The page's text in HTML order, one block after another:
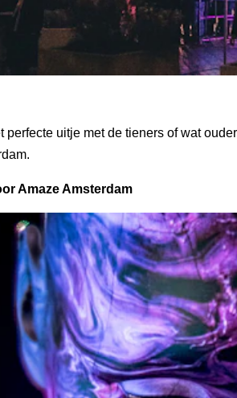
perfecte uitje met de tieners of wat
Amaze Amsterdam